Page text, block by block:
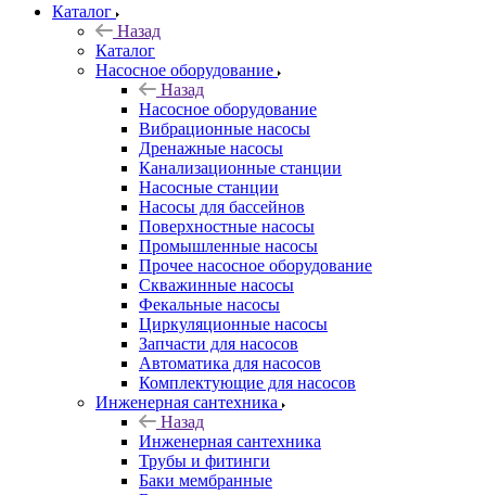
Каталог
Назад
Каталог
Насосное оборудование
Назад
Насосное оборудование
Вибрационные насосы
Дренажные насосы
Канализационные станции
Насосные станции
Насосы для бассейнов
Поверхностные насосы
Промышленные насосы
Прочее насосное оборудование
Скважинные насосы
Фекальные насосы
Циркуляционные насосы
Запчасти для насосов
Автоматика для насосов
Комплектующие для насосов
Инженерная сантехника
Назад
Инженерная сантехника
Трубы и фитинги
Баки мембранные